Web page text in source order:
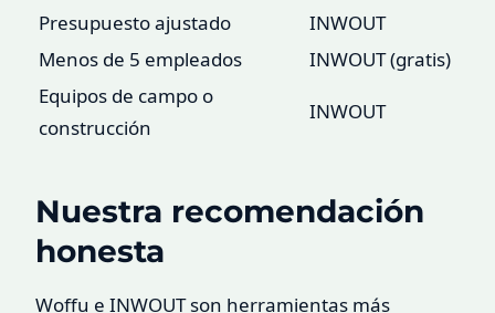
Presupuesto ajustado
INWOUT
Menos de 5 empleados
INWOUT (gratis)
Equipos de campo o
construcción
INWOUT
Nuestra recomendación
honesta
Woffu e INWOUT son herramientas más